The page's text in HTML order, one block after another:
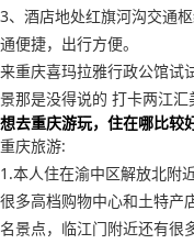
3、酒店地处红旗河沟交通
通便捷，出行方便。
来重庆喜玛拉雅行政公馆试
景那是没得说的 打卡两江
想去重庆游玩，住在哪比较
重庆旅游:
1.本人住在渝中区解放北附
很多高档购物中心和土特产
名景点，临江门附近还有很